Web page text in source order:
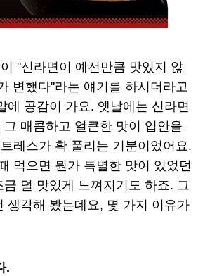
"신라면이 예전만큼 맛있지 않
변했다"라는 얘기를 하시더라고
에 공감이 가요. 옛날에는 신라면
매콤하고 얼큰한 맛이 입안을
레스가 확 풀리는 기분이었어요.
먹으면 뭔가 특별한 맛이 있었던
덜 맛있게 느껴지기도 하죠. 그
생각해 봤는데요, 몇 가지 이유가
.